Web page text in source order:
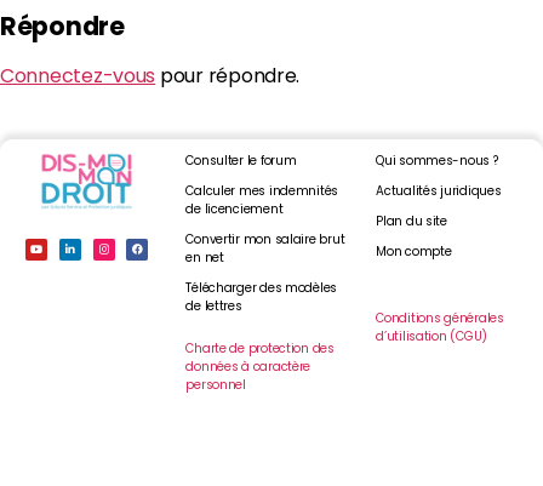
Répondre
Connectez-vous pour répondre.
Consulter le forum
Calculer mes indemnités
de licenciement
Convertir mon salaire brut
en net
Télécharger des modèles
de lettres
Charte de protection des
données à caractère
personnel
Qui sommes-nous ?
Actualités juridiques
Plan du site
Mon compte
Conditions générales
d’utilisation (CGU)